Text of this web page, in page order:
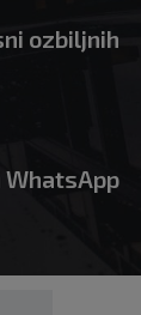
ozbiljnih
WhatsApp